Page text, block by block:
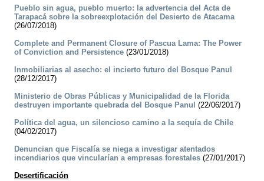
Pueblo sin agua, pueblo muerto: la advertencia del Acta de
Tarapacá sobre la sobreexplotación del Desierto de Atacama
(26/07/2018)
Complete and Permanent Closure of Pascua Lama: The Power
of Conviction and Persistence (23/01/2018)
Inmobiliarias al asecho: el incierto futuro del Bosque Panul
(28/12/2017)
Ministerio de Obras Públicas y Municipalidad de la Florida
destruyen importante quebrada del Bosque Panul (22/06/2017)
Política del agua, un silencioso camino a la sequía de Chile
(04/02/2017)
Denuncian que Fiscalía se niega a investigar atentados
incendiarios que vincularían a empresas forestales (27/01/2017)
Desertificación